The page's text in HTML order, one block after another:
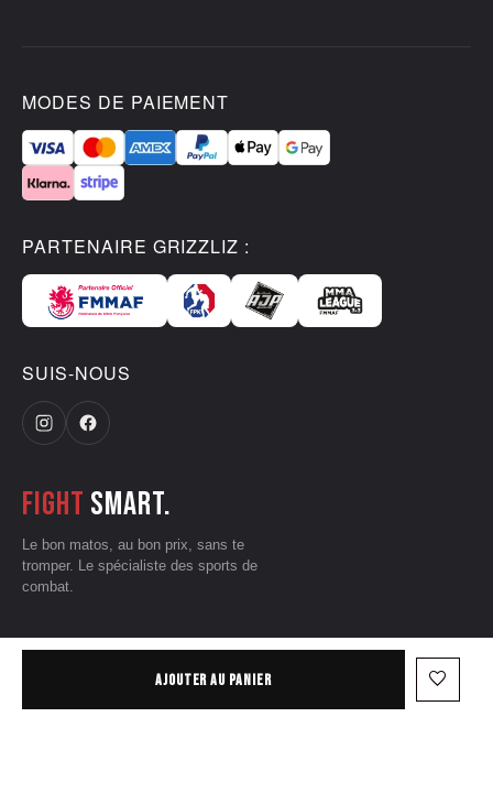
AJOUTER AU PANIER favorite_border
MODES DE PAIEMENT
PARTENAIRE GRIZZLIZ :
SUIS-NOUS
Fight smart.
Le bon matos, au bon prix, sans te
tromper. Le spécialiste des sports de
combat.
Mentions légales•Données personnelles
Conditions d'utilisation